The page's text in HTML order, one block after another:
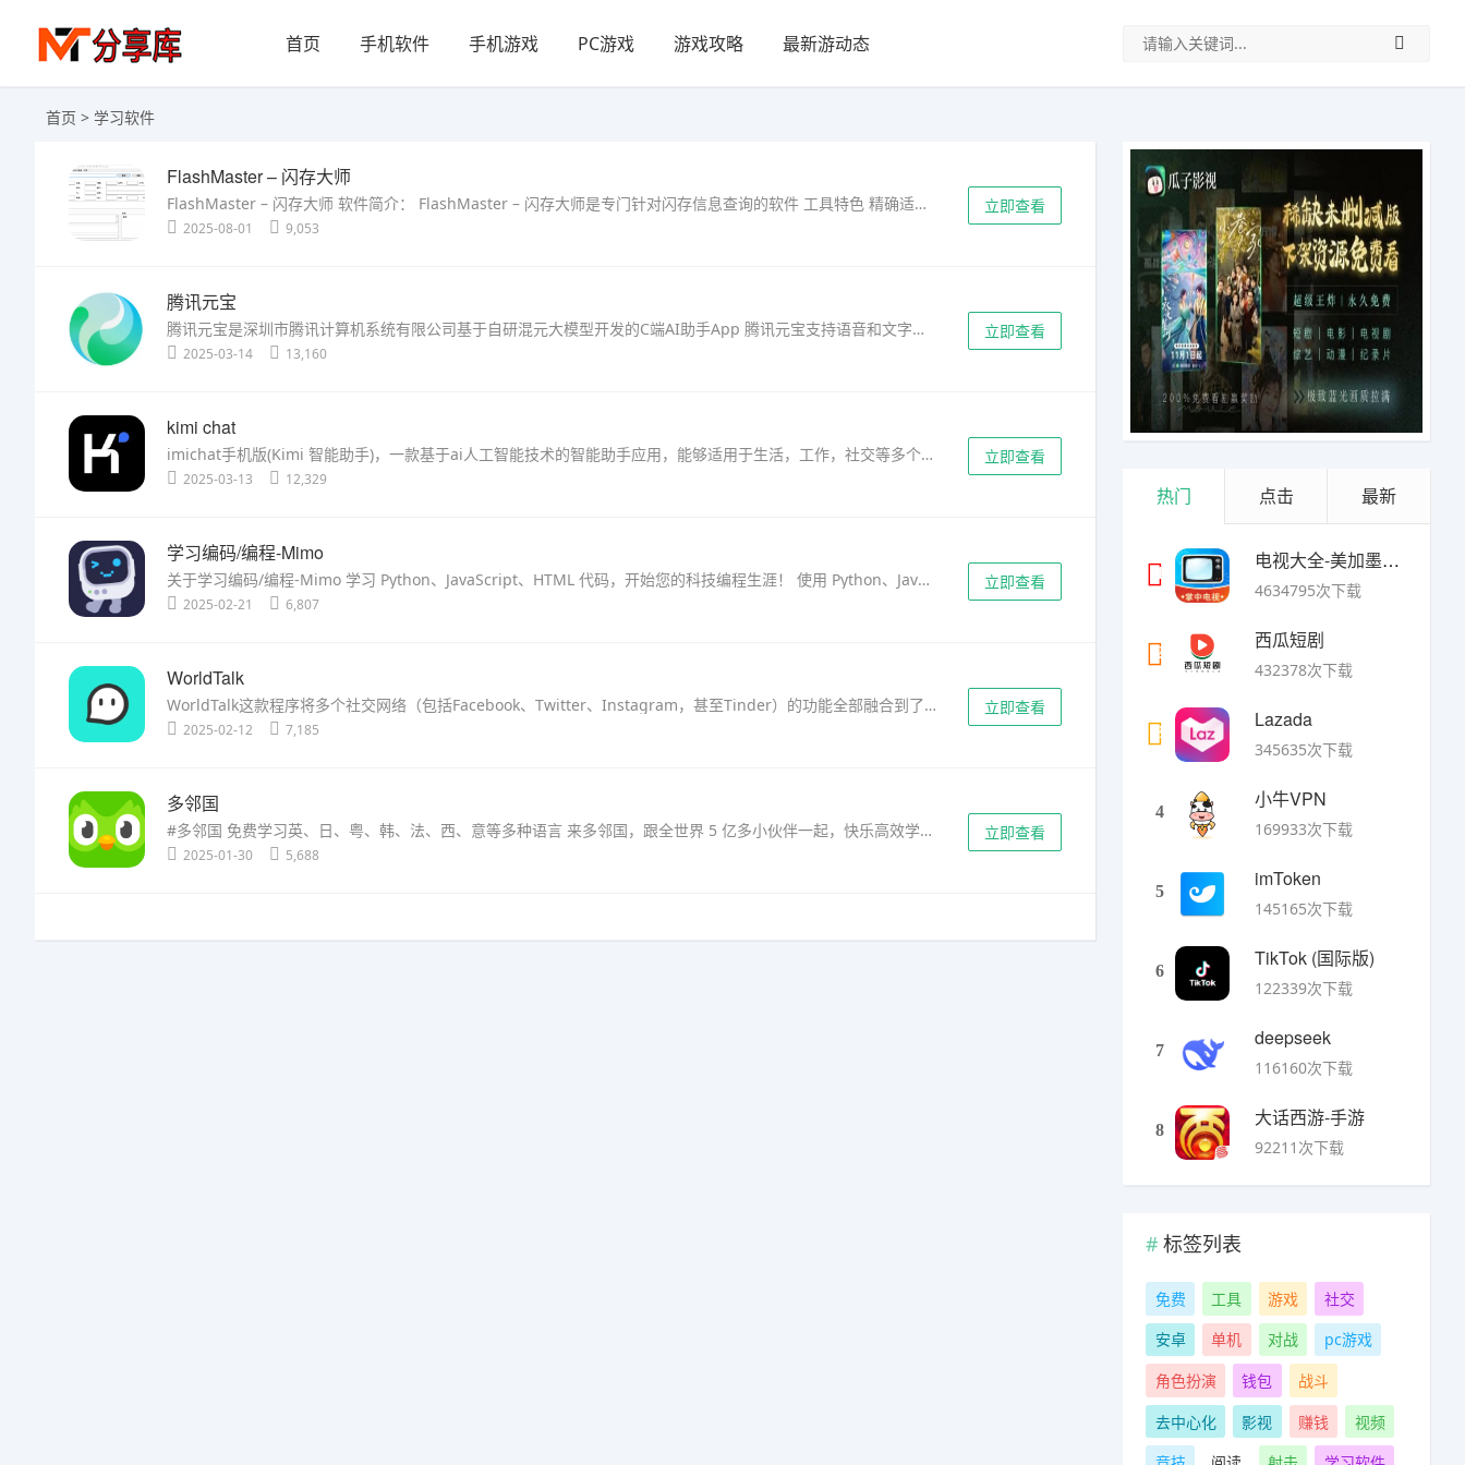
首页 手机软件 手机游戏 PC游戏 游戏攻略 最新游动态
首页 > 学习软件
FlashMaster – 闪存大师
FlashMaster – 闪存大师 软件简介： FlashMaster – 闪存大师是专门针对闪存信息查询的软件 工具特色 精确适配各种闪存信息，确保高效查询。
2025-08-01 9,053
立即查看
腾讯元宝
腾讯元宝是深圳市腾讯计算机系统有限公司基于自研混元大模型开发的C端AI助手App 腾讯元宝支持语音和文字搜索，涵盖微信公众号和视频号等信源。搜索结果以图片、视频、音乐和地图等形式展现；支持PDF、Word、PPT、E……
2025-03-14 13,160
立即查看
kimi chat
imichat手机版(Kimi 智能助手)，一款基于ai人工智能技术的智能助手应用，能够适用于生活，工作，社交等多个场景，输入关键词，即可进行交互对话，为你解决各种提问，续写文章、创作文案、写作周报、撰写方案等，为……
2025-03-13 12,329
立即查看
学习编码/编程-Mimo
关于学习编码/编程-Mimo 学习 Python、JavaScript、HTML 代码，开始您的科技编程生涯！ 使用 Python、JavaScript、TypeScript, HTML、CSS 或 SQL 编写代码，每天 5 分钟即可开启您的科技职业生涯！无论您是……
2025-02-21 6,807
立即查看
WorldTalk
WorldTalk这款程序将多个社交网络（包括Facebook、Twitter、Instagram，甚至Tinder）的功能全部融合到了单独一个应用程序之中！WorldTalk让你有机会结识世界各地的用户，和他们交流你感兴趣或关心的话题。 WorldTa……
2025-02-12 7,185
立即查看
多邻国
#多邻国 免费学习英、日、粤、韩、法、西、意等多种语言 来多邻国，跟全世界 5 亿多小伙伴一起，快乐高效学外语！这款全球火爆的教育应用有 40 多种语言任你选，还统统免费哦！精巧有趣的小单元，带你玩转听说读写……
2025-01-30 5,688
立即查看
热门 点击 最新
1
电视大全-美加墨世界杯
4634795次下载
2
西瓜短剧
432378次下载
3
Lazada
345635次下载
4
小牛VPN
169933次下载
5
imToken
145165次下载
6
TikTok (国际版)
122339次下载
7
deepseek
116160次下载
8
大话西游-手游
92211次下载
标签列表
免费 工具 游戏
社交
安卓
单机 对战
pc游戏
角色扮演
钱包
战斗
去中心化
影视 赚钱
视频